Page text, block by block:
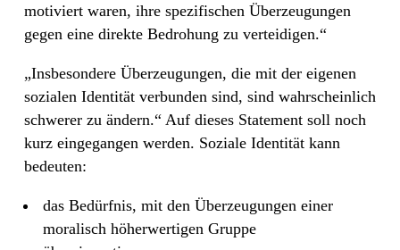
motiviert waren, ihre spezifischen Überzeugungen
gegen eine direkte Bedrohung zu verteidigen.“
„Insbesondere Überzeugungen, die mit der eigenen
sozialen Identität verbunden sind, sind wahrscheinlich
schwerer zu ändern.“ Auf dieses Statement soll noch
kurz eingegangen werden. Soziale Identität kann
bedeuten:
das Bedürfnis, mit den Überzeugungen einer
moralisch höherwertigen Gruppe